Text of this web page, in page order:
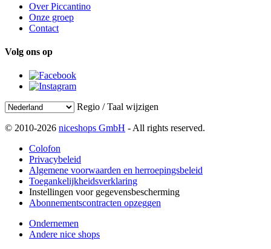
Over Piccantino
Onze groep
Contact
Volg ons op
Regio / Taal wijzigen
© 2010-2026 niceshops GmbH - All rights reserved.
Colofon
Privacybeleid
Algemene voorwaarden en herroepingsbeleid
Toegankelijkheidsverklaring
Instellingen voor gegevensbescherming
Abonnementscontracten opzeggen
Ondernemen
Andere nice shops